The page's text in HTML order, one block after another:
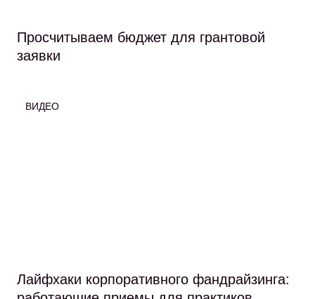
Просчитываем бюджет для грантовой
заявки
ВИДЕО
Лайфхаки корпоративного фандрайзинга: